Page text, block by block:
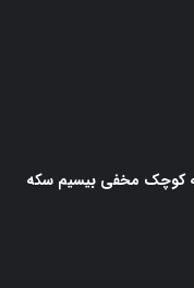
کوچک مخفی بیسیم سکه